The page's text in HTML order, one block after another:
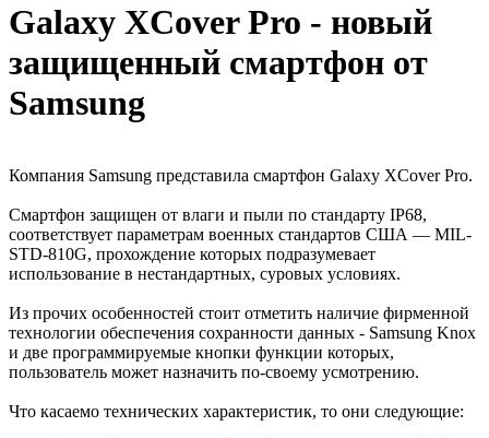
Galaxy XCover Pro - новый
защищенный смартфон от
Samsung
Компания Samsung представила смартфон Galaxy XCover Pro.
Смартфон защищен от влаги и пыли по стандарту IP68,
соответствует параметрам военных стандартов США — MIL-
STD-810G, прохождение которых подразумевает
использование в нестандартных, суровых условиях.
Из прочих особенностей стоит отметить наличие фирменной
технологии обеспечения сохранности данных - Samsung Knox
и две программируемые кнопки функции которых,
пользователь может назначить по-своему усмотрению.
Что касаемо технических характеристик, то они следующие: